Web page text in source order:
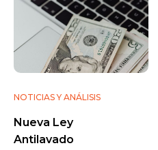
NOTICIAS Y ANÁLISIS
Nueva Ley
Antilavado